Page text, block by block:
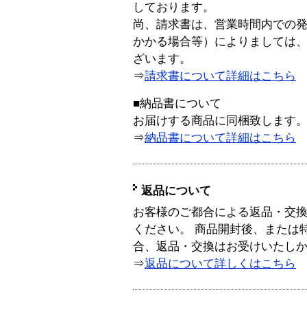
しております。
尚、請求書は、営業時間内での
かかる場合等）によりましては
ざいます。
⇒請求書について詳細はこちら
■納品書について
お届けする商品に同梱致します。
⇒納品書について詳細はこちら
返品について
お客様のご都合による返品・交
ください。 商品開封後、または
合、返品・交換はお受けいたし
⇒返品について詳しくはこちら